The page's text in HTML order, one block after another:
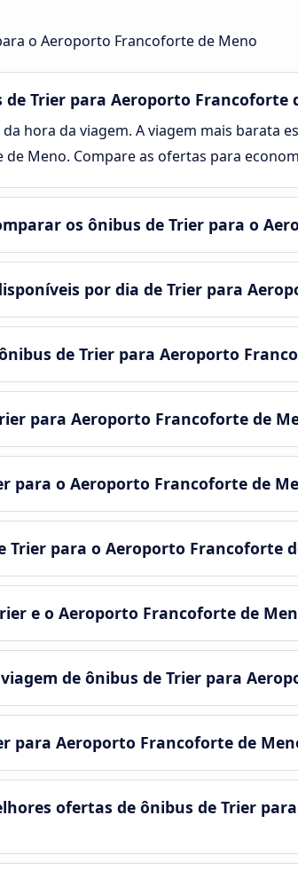
o Aeroporto Francoforte de Meno
Trier para Aeroporto Francoforte
hora da viagem. A viagem mais barata
Meno. Compare as ofertas para
os ônibus de Trier para o
por dia de Trier para
de Trier para Aeroporto
para Aeroporto Francoforte de
para o Aeroporto Francoforte de
Trier para o Aeroporto Francoforte
e o Aeroporto Francoforte de
de ônibus de Trier para
para Aeroporto Francoforte de
ofertas de ônibus de Trier